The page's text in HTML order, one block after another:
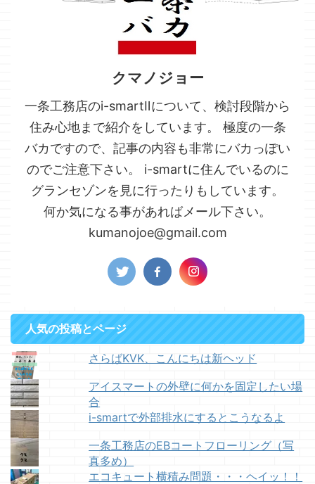
クマノジョー
一条工務店のi-smartⅡについて、検討段階から
住み心地まで紹介をしています。 極度の一条
バカですので、記事の内容も非常にバカっぽい
のでご注意下さい。 i-smartに住んでいるのに
グランセゾンを見に行ったりもしています。
何か気になる事があればメール下さい。
kumanojoe@gmail.com
人気の投稿とページ
さらばKVK、こんにちは新ヘッド
アイスマートの外壁に何かを固定したい場
合
i-smartで外部排水にするとこうなるよ
一条工務店のEBコートフローリング（写
真多め）
エコキュート横積み問題・・・ヘイッ！！